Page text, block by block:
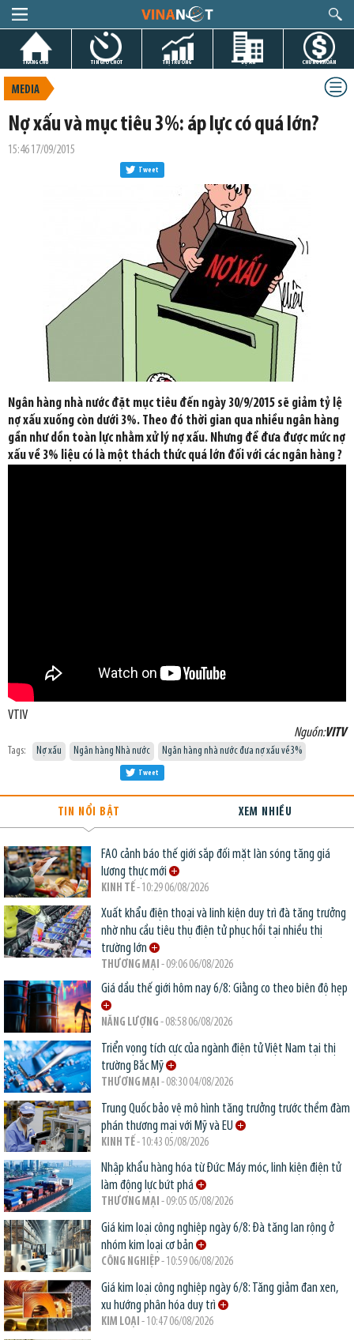
TRANG CHỦ TIN GIỜ CHÓT THỊ TRƯỜNG DỰ ÁN CHỨNG KHOÁN
MEDIA
Nợ xấu và mục tiêu 3%: áp lực có quá lớn?
15:46 17/09/2015
Tweet
Ngân hàng nhà nước đặt mục tiêu đến ngày 30/9/2015 sẽ giảm tỷ lệ
nợ xấu xuống còn dưới 3%. Theo đó thời gian qua nhiều ngân hàng
gần như dồn toàn lực nhằm xử lý nợ xấu. Nhưng để đưa được mức nợ
xấu về 3% liệu có là một thách thức quá lớn đối với các ngân hàng ?
VTIV
Nguồn:VITV
Tags: Nợ xấu Ngân hàng Nhà nước Ngân hàng nhà nước đưa nợ xấu về 3%
Tweet
TIN NỔI BẬT XEM NHIỀU
FAO cảnh báo thế giới sắp đối mặt làn sóng tăng giá
lương thực mới
KINH TẾ- 10:29 06/08/2026
Xuất khẩu điện thoại và linh kiện duy trì đà tăng trưởng
nhờ nhu cầu tiêu thụ điện tử phục hồi tại nhiều thị
trường lớn
THƯƠNG MẠI - 09:06 06/08/2026
Giá dầu thế giới hôm nay 6/8: Giằng co theo biên độ hẹp
NĂNG LƯỢNG - 08:58 06/08/2026
Triển vọng tích cực của ngành điện tử Việt Nam tại thị
trường Bắc Mỹ
THƯƠNG MẠI - 08:30 04/08/2026
Trung Quốc bảo vệ mô hình tăng trưởng trước thềm đàm
phán thương mại với Mỹ và EU
KINH TẾ- 10:43 05/08/2026
Nhập khẩu hàng hóa từ Đức: Máy móc, linh kiện điện tử
làm động lực bứt phá
THƯƠNG MẠI - 09:05 05/08/2026
Giá kim loại công nghiệp ngày 6/8: Đà tăng lan rộng ở
nhóm kim loại cơ bản
CÔNG NGHIỆP- 10:59 06/08/2026
Giá kim loại công nghiệp ngày 6/8: Tăng giảm đan xen,
xu hướng phân hóa duy trì
KIM LOẠI - 10:47 06/08/2026